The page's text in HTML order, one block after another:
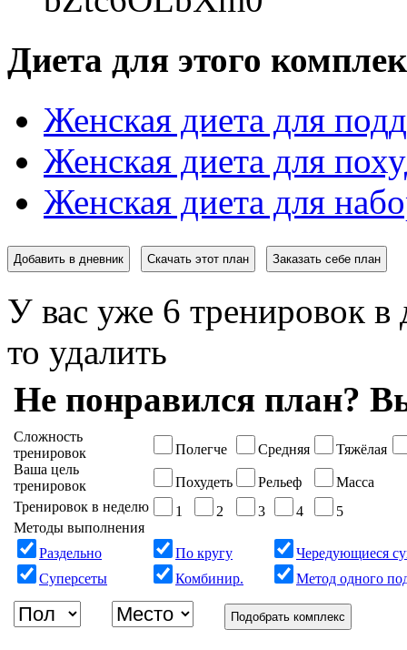
Диета для этого
Женская диета для
Женская диета для
Женская диета для
Добавить в дневник Скачать этот план Заказать себе план
У вас уже 6 тренировок
то удалить
Не понравился план?
Сложность
тренировок
Полегче Средняя
Тяжёлая
Ваша цель
тренировок
Похудеть Рельеф
Масса
Тренировок в неделю
1 2 3 4
5
Методы выполнения
Раздельно
Суперсеты
По кругу
Комбинир.
Чередующиеся
Метод одного
Подобрать комплекс